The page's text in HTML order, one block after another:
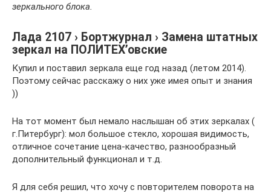
зеркального блока.
Лада 2107 › Бортжурнал › Замена штатных
зеркал на ПОЛИТЕХ’овские
Купил и поставил зеркала еще год назад (летом 2014).
Поэтому сейчас расскажу о них уже имея опыт и знания
))
На тот момент был немало наслышан об этих зеркалах (
г.Питербург): мол большое стекло, хорошая видимость,
отличное сочетание цена-качество, разнообразный
дополнительный функционал и т.д.
Я для себя решил, что хочу с повторителем поворота на